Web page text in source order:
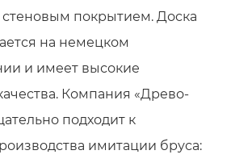
покрытием. Доска
на немецком
и имеет высокие
Компания «Древо-
подходит к
имитации бруса: